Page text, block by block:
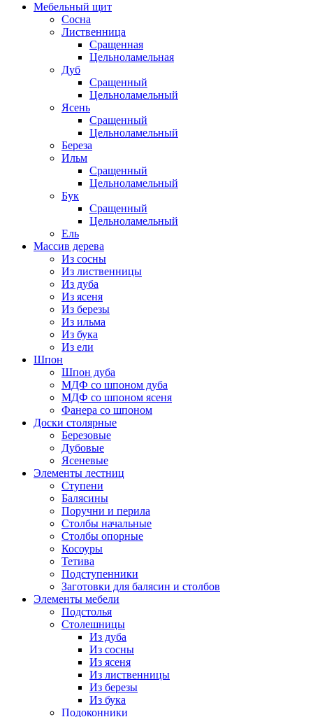
Мебельный щит
Сосна
Лиственница
Сращенная
Цельноламельная
Дуб
Сращенный
Цельноламельный
Ясень
Сращенный
Цельноламельный
Береза
Ильм
Сращенный
Цельноламельный
Бук
Сращенный
Цельноламельный
Ель
Массив дерева
Из сосны
Из лиственницы
Из дуба
Из ясеня
Из березы
Из ильма
Из бука
Из ели
Шпон
Шпон дуба
МДФ со шпоном дуба
МДФ со шпоном ясеня
Фанера со шпоном
Доски столярные
Березовые
Дубовые
Ясеневые
Элементы лестниц
Ступени
Балясины
Поручни и перила
Столбы начальные
Столбы опорные
Косоуры
Тетива
Подступенники
Заготовки для балясин и столбов
Элементы мебели
Подстолья
Столешницы
Из дуба
Из сосны
Из ясеня
Из лиственницы
Из березы
Из бука
Подоконники